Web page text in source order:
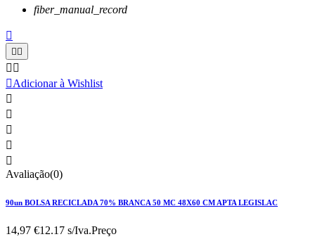
fiber_manual_record

 
 
Adicionar à Wishlist





Avaliação(0)
90un BOLSA RECICLADA 70% BRANCA 50 MC 48X60 CM APTA LEGISLAC
14,97 €12.17 s/Iva.Preço